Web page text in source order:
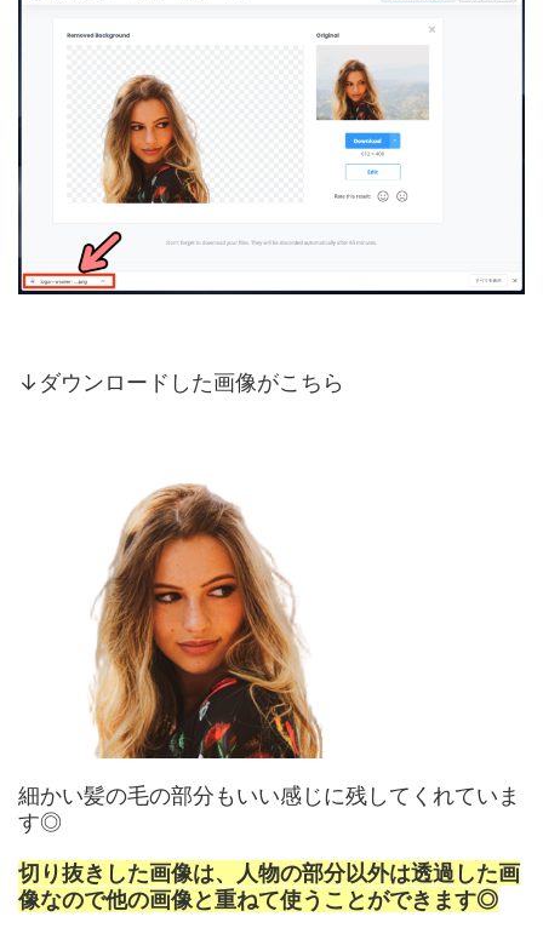
↓ダウンロードした画像がこちら
細かい髪の毛の部分もいい感じに残してくれていま
す◎
切り抜きした画像は、人物の部分以外は透過した画
像なので他の画像と重ねて使うことができます◎